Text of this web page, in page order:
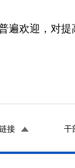
欢迎，对提
接 干